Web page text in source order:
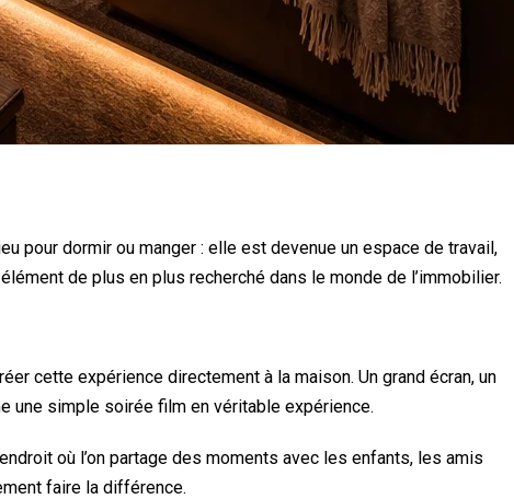
pour dormir ou manger : elle est devenue un espace de travail,
de plus en plus recherché dans le monde de l’immobilier.
cette expérience directement à la maison. Un grand écran, un
une simple soirée film en véritable expérience.
où l’on partage des moments avec les enfants, les amis
faire la différence.